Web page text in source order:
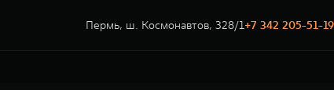
Пермь, ш. Космонавтов, 328/1+7 342 205-51-19